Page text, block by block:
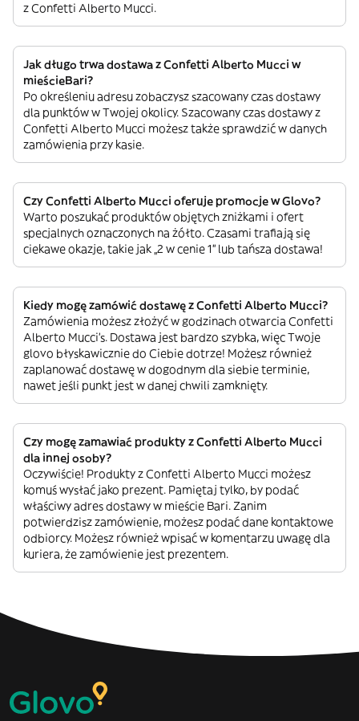
z Confetti Alberto Mucci.
Jak długo trwa dostawa z Confetti Alberto Mucci w
mieścieBari?
Po określeniu adresu zobaczysz szacowany czas dostawy
dla punktów w Twojej okolicy. Szacowany czas dostawy z
Confetti Alberto Mucci możesz także sprawdzić w danych
zamówienia przy kasie.
Czy Confetti Alberto Mucci oferuje promocje w Glovo?
Warto poszukać produktów objętych zniżkami i ofert
specjalnych oznaczonych na żółto. Czasami trafiają się
ciekawe okazje, takie jak „2 w cenie 1” lub tańsza dostawa!
Kiedy mogę zamówić dostawę z Confetti Alberto Mucci?
Zamówienia możesz złożyć w godzinach otwarcia Confetti
Alberto Mucci’s. Dostawa jest bardzo szybka, więc Twoje
glovo błyskawicznie do Ciebie dotrze! Możesz również
zaplanować dostawę w dogodnym dla siebie terminie,
nawet jeśli punkt jest w danej chwili zamknięty.
Czy mogę zamawiać produkty z Confetti Alberto Mucci
dla innej osoby?
Oczywiście! Produkty z Confetti Alberto Mucci możesz
komuś wysłać jako prezent. Pamiętaj tylko, by podać
właściwy adres dostawy w mieście Bari. Zanim
potwierdzisz zamówienie, możesz podać dane kontaktowe
odbiorcy. Możesz również wpisać w komentarzu uwagę dla
kuriera, że zamówienie jest prezentem.